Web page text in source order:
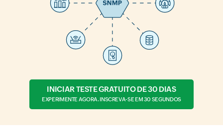
INICIAR TESTE GRATUITO DE 30 DIAS
EXPERIMENTE AGORA. INSCREVA-SE EM 30 SEGUNDOS